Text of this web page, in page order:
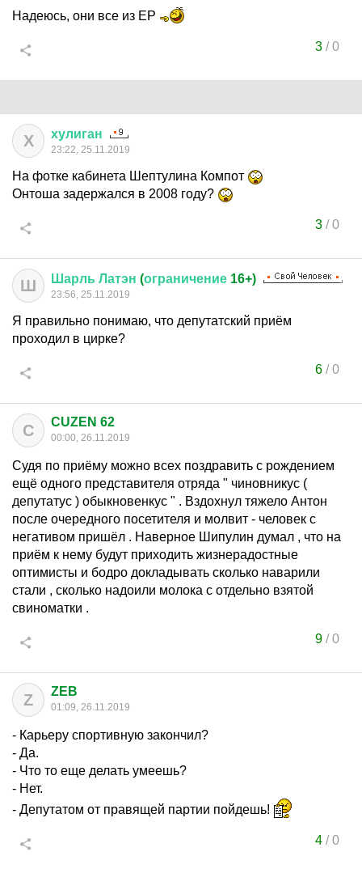
Надеюсь, они все из ЕР
3/0
Х хулиган
23:22, 25.11.2019
На фотке кабинета Шептулина Компот
Онтоша задержался в 2008 году?
3/0
Ш Шарль Латэн (ограничение 16+)
23:56, 25.11.2019
Я правильно понимаю, что депутатский приём
проходил в цирке?
6/0
C CUZEN 62
00:00, 26.11.2019
Судя по приёму можно всех поздравить с рождением
ещё одного представителя отряда " чиновникус (
депутатус ) обыкновенкус " . Вздохнул тяжело Антон
после очередного посетителя и молвит - человек с
негативом пришёл . Наверное Шипулин думал , что на
приём к нему будут приходить жизнерадостные
оптимисты и бодро докладывать сколько наварили
стали , сколько надоили молока с отдельно взятой
свиноматки .
9/0
Z ZEB
01:09, 26.11.2019
- Карьеру спортивную закончил?
- Да.
- Что то еще делать умеешь?
- Нет.
- Депутатом от правящей партии пойдешь!
4/0